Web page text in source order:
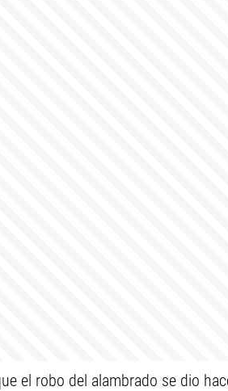
el robo del alambrado se dio